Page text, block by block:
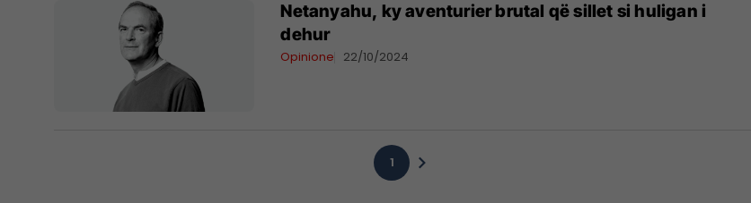
Netanyahu, ky aventurier brutal që sillet si huligan i
dehur
Opinione 22/10/2024
1